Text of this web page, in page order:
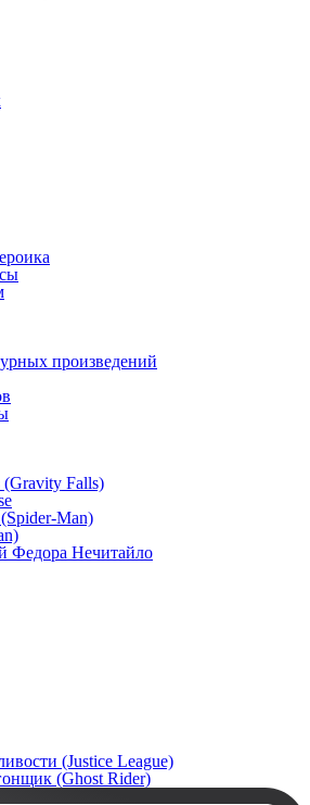
произведений
Falls)
Man)
Федора Нечитайло
(Justice League)
(Ghost Rider)